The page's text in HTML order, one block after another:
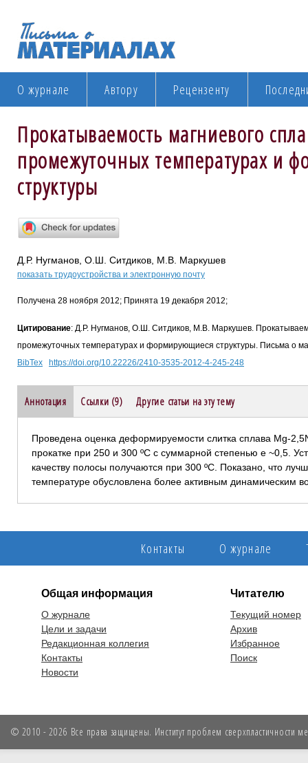
О журнале Автору Рецензенту
Прокатываемость магниевого
промежуточных температурах и
структуры
Д.Р. Нугманов, О.Ш. Ситдиков, М.В. Маркушев
показать трудоустройства и электронную почту
Получена 28 ноября 2012; Принята 19 декабря 2012;
Цитирование: Д.Р. Нугманов, О.Ш. Ситдиков, М.В. Маркушев.
промежуточных температурах и формирующиеся структуры. Письма о
BibTex
https://doi.org/10.22226/2410-3535-2012-4-245-248
Аннотация Ссылки (9) Другие статьи на эту тему
Проведена оценка деформируемости слитка сплава Mg-
прокатке при 250 и 300 ºС с суммарной степенью е ~0,5.
качеству полосы получаются при 300 ºС. Показано, что
температуре обусловлена более активным динамическим
Контакты О журнале
Общая информация
О журнале
Цели и задачи
Редакционная коллегия
Контакты
Новости
Читателю
Текущий номер
Архив
Избранное
Поиск
© 2010 - 2026 Все права защищены. Институт проблем сверхпластичности